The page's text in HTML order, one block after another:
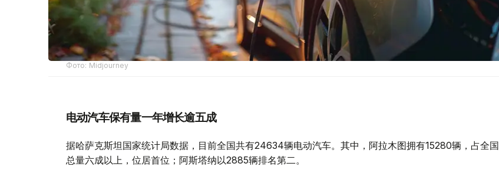
Фото: Midjourney
电动汽车保有量一年增长逾五成
据哈萨克斯坦国家统计局数据，目前全国共有24634辆电动汽车。其中，阿拉木图拥有15280辆，占全国
总量六成以上，位居首位；阿斯塔纳以2885辆排名第二。